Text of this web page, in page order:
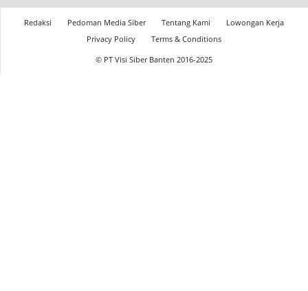
Redaksi Pedoman Media Siber Tentang Kami
Lowongan Kerja
Privacy Policy
Terms & Conditions
© PT Visi Siber Banten 2016-2025